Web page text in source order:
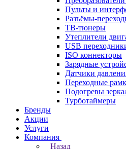
Пульты и
Разъёмы-
ТВ-тюнеры
Утеплители
USB
ISO коннекторы
Зарядные
Датчики
Переходные
Подогревы
Турботаймеры
Бренды
Акции
Услуги
Компания
Назад